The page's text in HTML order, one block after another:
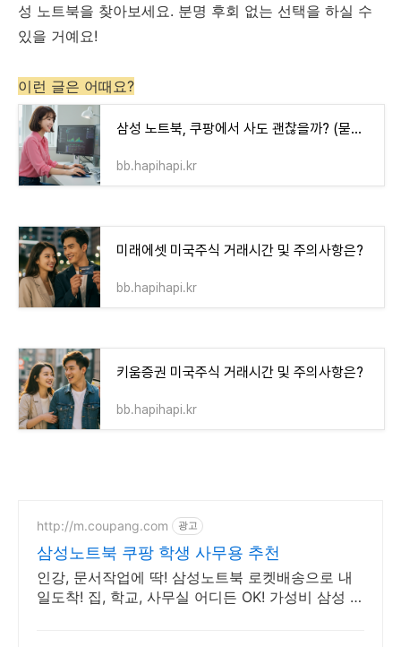
성 노트북을 찾아보세요. 분명 후회 없는 선택을 하실 수
있을 거예요!
이런 글은 어때요?
삼성 노트북, 쿠팡에서 사도 괜찮을까? (묻지마 구매 전에 꼭 봐야 할 3가지)
bb.hapihapi.kr
미래에셋 미국주식 거래시간 및 주의사항은?
bb.hapihapi.kr
키움증권 미국주식 거래시간 및 주의사항은?
bb.hapihapi.kr
http://m.coupang.com 광고
삼성노트북 쿠팡 학생 사무용 추천
인강, 문서작업에 딱! 삼성노트북 로켓배송으로 내
일도착! 집, 학교, 사무실 어디든 OK! 가성비 삼성 노